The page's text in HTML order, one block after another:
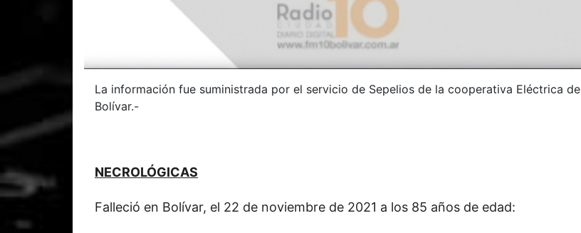
La información fue suministrada por el servicio de Sepelios de la cooperativa Eléctrica de
Bolívar.-
NECROLÓGICAS
Falleció en Bolívar, el 22 de noviembre de 2021 a los 85 años de edad: